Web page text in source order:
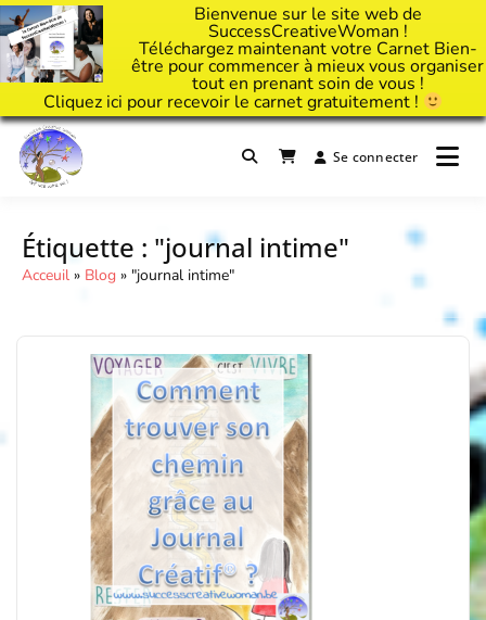
Bienvenue sur le site web de
SuccessCreativeWoman !
Téléchargez maintenant votre Carnet Bien-
être pour commencer à mieux vous organiser
tout en prenant soin de vous !
Cliquez ici pour recevoir le carnet gratuitement !
Passer
contenu
Il est temps d'ART'ivez votre vie !Se connecter
Étiquette : "journal intime"
Acceuil » Blog » "journal intime"